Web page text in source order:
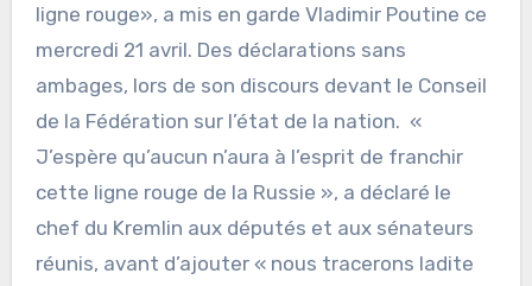
ligne rouge», a mis en garde Vladimir Poutine ce
mercredi 21 avril. Des déclarations sans
ambages, lors de son discours devant le Conseil
de la Fédération sur l’état de la nation. «
J’espère qu’aucun n’aura à l’esprit de franchir
cette ligne rouge de la Russie », a déclaré le
chef du Kremlin aux députés et aux sénateurs
réunis, avant d’ajouter « nous tracerons ladite